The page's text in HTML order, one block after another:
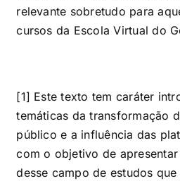
relevante sobretudo para
cursos da Escola Virtual do
[1] Este texto tem caráter
temáticas da transformação
público e a influência das
com o objetivo de
desse campo de estudos